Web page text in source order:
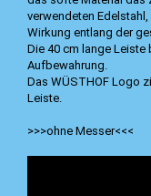
verwendeten
Wirkung entlang der
Die 40 cm lange
Aufbewahrung.
Das WÜSTHOF Logo
Leiste.
>>>ohne Messer<<<